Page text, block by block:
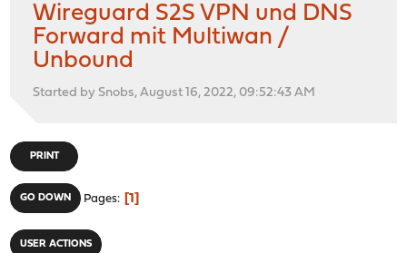
Wireguard S2S VPN und DNS
Forward mit Multiwan /
Unbound
Started by Snobs, August 16, 2022, 09:52:43 AM
PRINT
GO DOWN Pages 1
USER ACTIONS